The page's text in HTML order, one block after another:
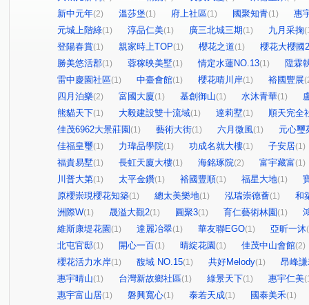
新中元年(2) 溫莎堡(1) 府上社區(1) 國聚知青(1)
惠
元城上階綠(1) 淳品仁美(1) 廣三北城三期(1) 九月采掬
登陽春賞(1) 親家時上TOP(1) 櫻花之道(1)
櫻花大櫻國2
勝美悠活郡(1) 蓉稼映美墅(1) 情定水蓮NO.13(1)
陞霖
雷中慶園社區(1) 中臺會館(1) 櫻花晴川岸(1) 裕國豐展
四月泊樂(2) 富國大廈(1) 基創御山(1) 水沐青華(1)
熊貓天下(1) 大毅建設雙十流域(1) 達莉墅(1)
順天完全
佳茂6962大景莊園 (1) 藝術大街(1) 六月微風(1)
元心璽
佳福皇璽(1) 力瑋品學院(1) 功成名就大樓(1) 子安居(1)
福貴易墅(1) 長虹天廈大樓(1) 海銘琢院(2) 富宇藏富(1)
川普大第(1) 太平金鑽(1) 裕國豐順(1) 福星大地(1)
原櫻崇現櫻花知築(1) 總太美樂地(1) 泓瑞崇德薈(1)
和
洲際W(1) 晟溢大觀2(1) 圓聚3(1) 育仁藝術林園 (1)
維斯康堤花園 (1) 達麗冶翠(1) 華友聯EGO(1) 亞昕一沐
北屯官邸(1) 開心一百(1) 晴綻花園 (1) 佳茂中山會館(2)
櫻花活力水岸(1) 馥域 NO.15(1) 共好Melody(1)
昂峰
惠宇晴山(1) 台灣新故鄉社區(1) 綠景天下(1) 惠宇仁美
惠宇富山居(1) 磐興寬心(1) 泰若天成(1) 國泰美禾(1)